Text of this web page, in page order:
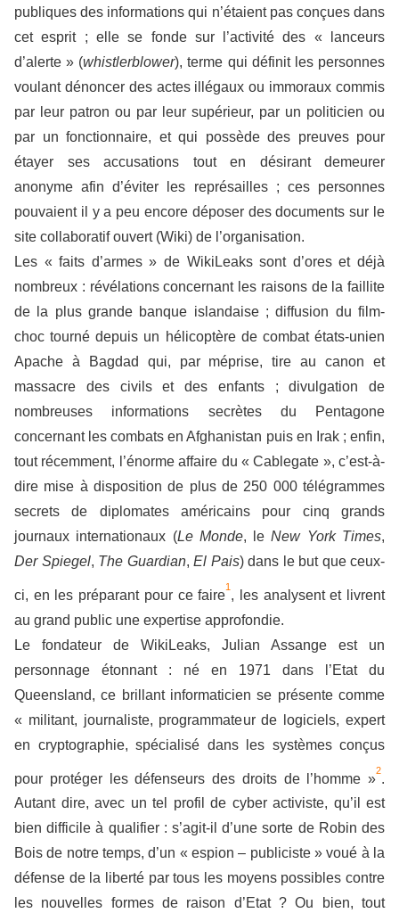
publiques des informations qui n’étaient pas conçues dans
cet esprit ; elle se fonde sur l’activité des « lanceurs
d’alerte » (whistlerblower), terme qui définit les personnes
voulant dénoncer des actes illégaux ou immoraux commis
par leur patron ou par leur supérieur, par un politicien ou
par un fonctionnaire, et qui possède des preuves pour
étayer ses accusations tout en désirant demeurer
anonyme afin d’éviter les représailles ; ces personnes
pouvaient il y a peu encore déposer des documents sur le
site collaboratif ouvert (Wiki) de l’organisation.
Les « faits d’armes » de WikiLeaks sont d’ores et déjà
nombreux : révélations concernant les raisons de la faillite
de la plus grande banque islandaise ; diffusion du film-
choc tourné depuis un hélicoptère de combat états-unien
Apache à Bagdad qui, par méprise, tire au canon et
massacre des civils et des enfants ; divulgation de
nombreuses informations secrètes du Pentagone
concernant les combats en Afghanistan puis en Irak ; enfin,
tout récemment, l’énorme affaire du « Cablegate », c’est-à-
dire mise à disposition de plus de 250 000 télégrammes
secrets de diplomates américains pour cinq grands
journaux internationaux (Le Monde, le New York Times,
Der Spiegel, The Guardian, El Pais) dans le but que ceux-
ci, en les préparant pour ce faire
1
, les analysent et livrent
au grand public une expertise approfondie.
Le fondateur de WikiLeaks, Julian Assange est un
personnage étonnant : né en 1971 dans l’Etat du
Queensland, ce brillant informaticien se présente comme
« militant, journaliste, programmateur de logiciels, expert
en cryptographie, spécialisé dans les systèmes conçus
pour protéger les défenseurs des droits de l’homme »
2
Autant dire, avec un tel profil de cyber activiste, qu’il est
bien difficile à qualifier : s’agit-il d’une sorte de Robin des
Bois de notre temps, d’un « espion – publiciste » voué à la
défense de la liberté par tous les moyens possibles contre
les nouvelles formes de raison d’Etat ? Ou bien, tout